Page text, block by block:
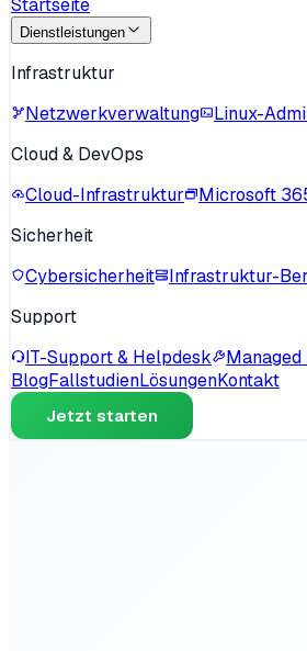
Startseite
Dienstleistungen
Infrastruktur
Netzwerkverwaltung
Linux-
Cloud & DevOps
Cloud-Infrastruktur
Microsoft
Sicherheit
Cybersicherheit
Infrastruktur-
Support
IT-Support & Helpdesk
BlogFallstudienLösungenKontakt
Jetzt starten